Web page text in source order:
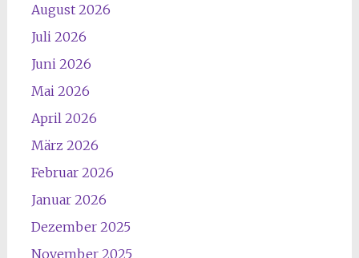
August 2026
Juli 2026
Juni 2026
Mai 2026
April 2026
März 2026
Februar 2026
Januar 2026
Dezember 2025
November 2025